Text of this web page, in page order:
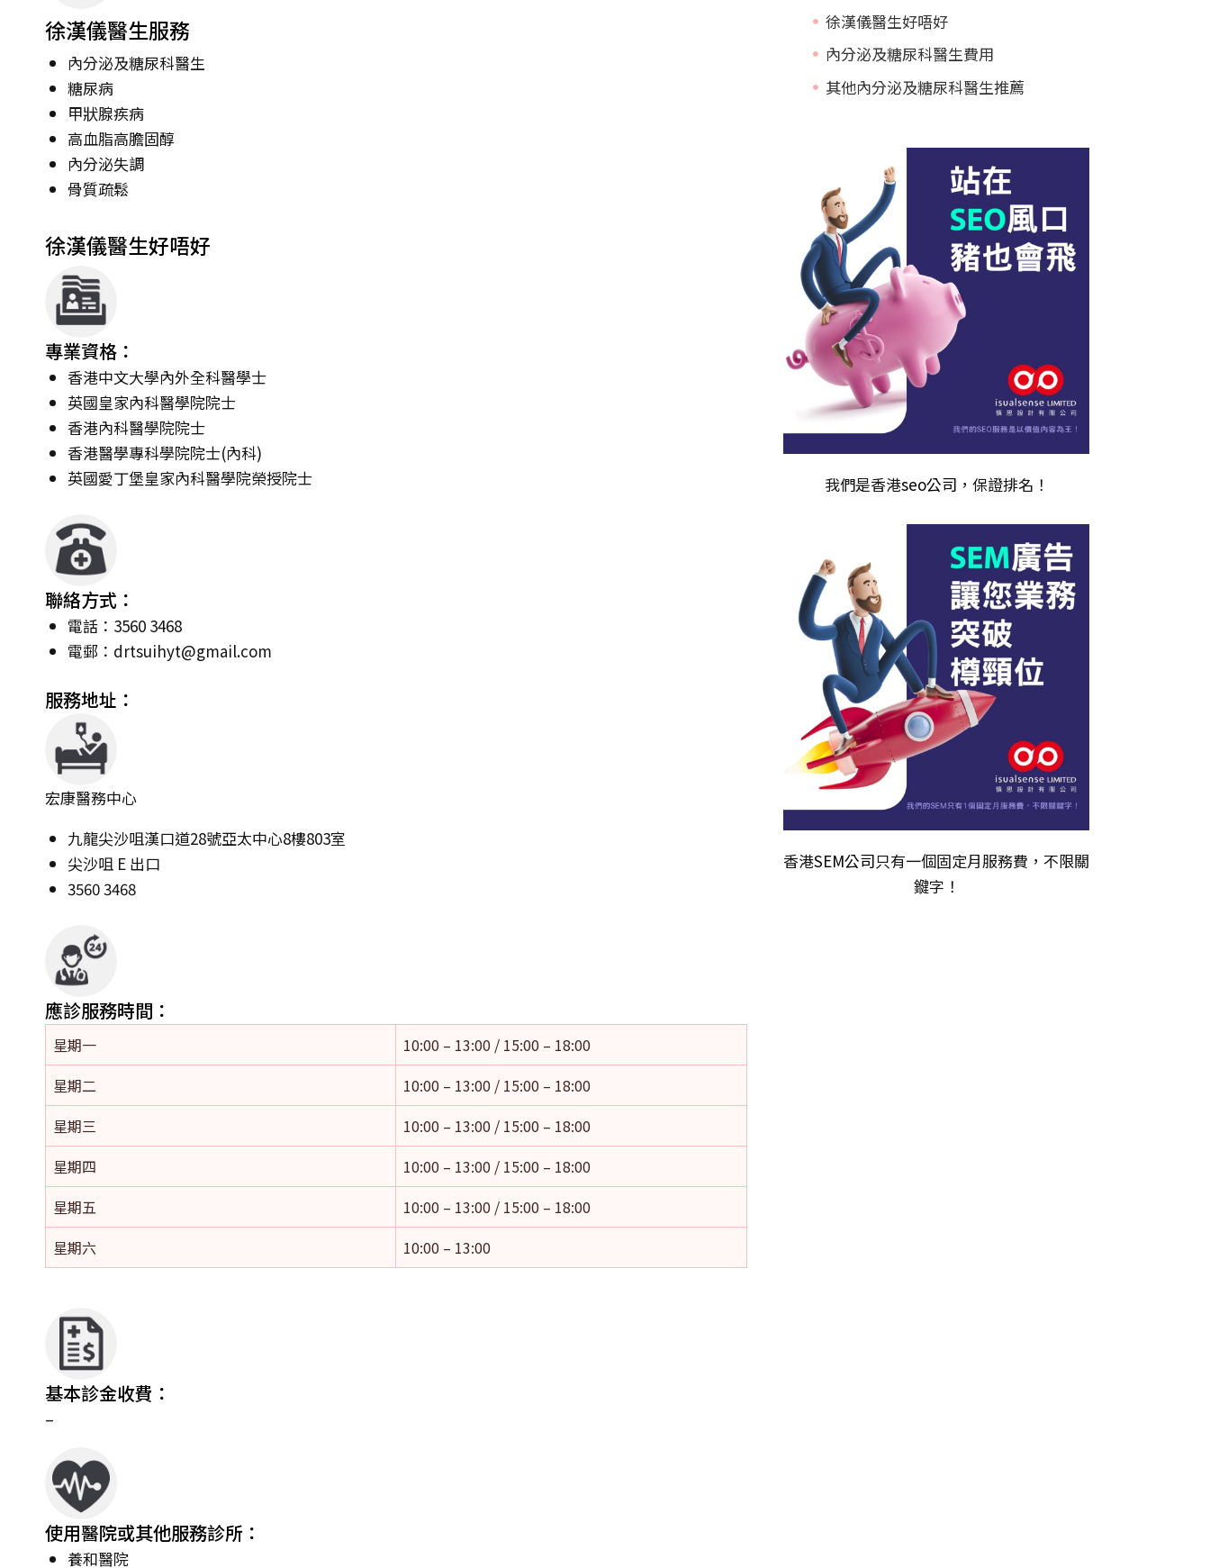
徐漢儀醫生服務
內分泌及糖尿科醫生
糖尿病
甲狀腺疾病
高血脂高膽固醇
內分泌失調
骨質疏鬆
徐漢儀醫生好唔好
專業資格：
香港中文大學內外全科醫學士
英國皇家內科醫學院院士
香港內科醫學院院士
香港醫學專科學院院士(內科)
英國愛丁堡皇家內科醫學院榮授院士
聯絡方式：
電話：3560 3468
電郵： drtsuihyt@gmail.com
服務地址：
宏康醫務中心
九龍尖沙咀漢口道28號亞太中心8樓803室
尖沙咀 E 出口
3560 3468
應診服務時間：
星期一
10:00 – 13:00 / 15:00 – 18:00
星期二
10:00 – 13:00 / 15:00 – 18:00
星期三
10:00 – 13:00 / 15:00 – 18:00
星期四
10:00 – 13:00 / 15:00 – 18:00
星期五
10:00 – 13:00 / 15:00 – 18:00
星期六
10:00 – 13:00
基本診金收費：
–
使用醫院或其他服務診所：
養和醫院
徐漢儀醫生好唔好
內分泌及糖尿科醫生費用
其他內分泌及糖尿科醫生推薦
我們是香港seo公司 ，保證排名！
香港SEM公司只有一個固定月服務費，不限關
𨫡字！